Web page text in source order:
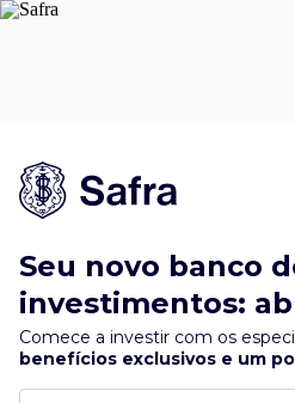
Seu novo banco
investimentos:
Comece a investir com os
benefícios exclusivos e um